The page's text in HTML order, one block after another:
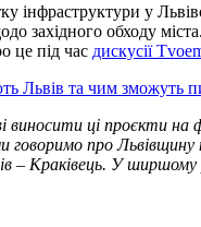
інфраструктури у
західного обходу
це під час дискусії
Львів та чим зможуть
ці проєкти на
про Львівщину
– Краківець. У